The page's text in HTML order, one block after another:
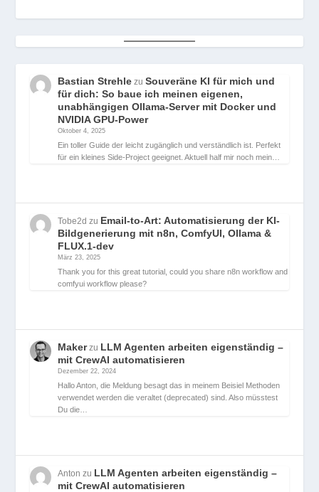
Bastian Strehle zuSouveräne KI für mich und
für dich: So baue ich meinen eigenen,
unabhängigen Ollama-Server mit Docker und
NVIDIA GPU-Power
Oktober 4, 2025
Ein toller Guide der leicht zugänglich und verständlich ist. Perfekt
für ein kleines Side-Project geeignet. Aktuell half mir noch mein…
Tobe2d zu Email-to-Art: Automatisierung der KI-
Bildgenerierung mit n8n, ComfyUI, Ollama &
FLUX.1-dev
März 23, 2025
Thank you for this great tutorial, could you share n8n workflow and
comfyui workflow please?
Makerzu LLM Agenten arbeiten eigenständig –
mit CrewAI automatisieren
Dezember 22, 2024
Hallo Anton, die Meldung besagt das in meinem Beisiel Methoden
verwendet werden die veraltet (deprecated) sind. Also müsstest
Du die…
Anton zu LLM Agenten arbeiten eigenständig –
mit CrewAI automatisieren